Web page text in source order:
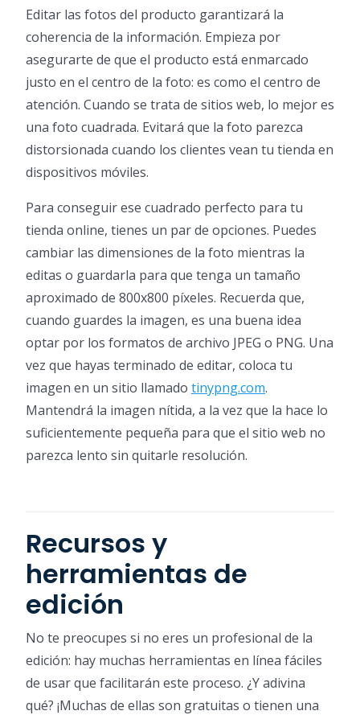
Editar las fotos del producto garantizará la
coherencia de la información. Empieza por
asegurarte de que el producto está enmarcado
justo en el centro de la foto: es como el centro de
atención. Cuando se trata de sitios web, lo mejor es
una foto cuadrada. Evitará que la foto parezca
distorsionada cuando los clientes vean tu tienda en
dispositivos móviles.
Para conseguir ese cuadrado perfecto para tu
tienda online, tienes un par de opciones. Puedes
cambiar las dimensiones de la foto mientras la
editas o guardarla para que tenga un tamaño
aproximado de 800x800 píxeles. Recuerda que,
cuando guardes la imagen, es una buena idea
optar por los formatos de archivo JPEG o PNG. Una
vez que hayas terminado de editar, coloca tu
imagen en un sitio llamado tinypng.com.
Mantendrá la imagen nítida, a la vez que la hace lo
suficientemente pequeña para que el sitio web no
parezca lento sin quitarle resolución.
Recursos y
herramientas de
edición
No te preocupes si no eres un profesional de la
edición: hay muchas herramientas en línea fáciles
de usar que facilitarán este proceso. ¿Y adivina
qué? ¡Muchas de ellas son gratuitas o tienen una